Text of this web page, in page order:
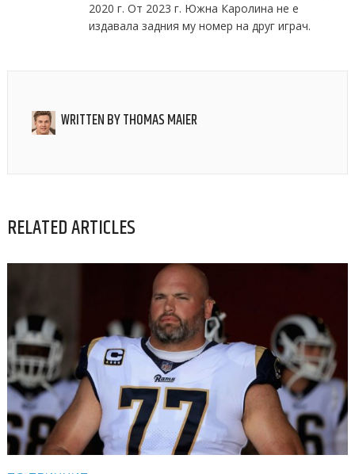
2020 г. От 2023 г. Южна Каролина не е
издавала задния му номер на друг играч.
WRITTEN BYTHOMAS MAIER
RELATED ARTICLES